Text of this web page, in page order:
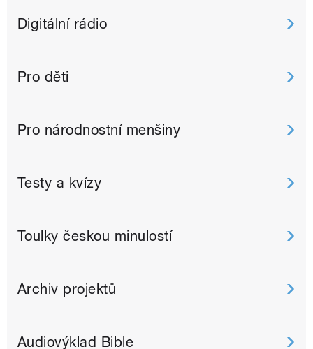
Digitální rádio
Pro děti
Pro národnostní menšiny
Testy a kvízy
Toulky českou minulostí
Archiv projektů
Audiovýklad Bible